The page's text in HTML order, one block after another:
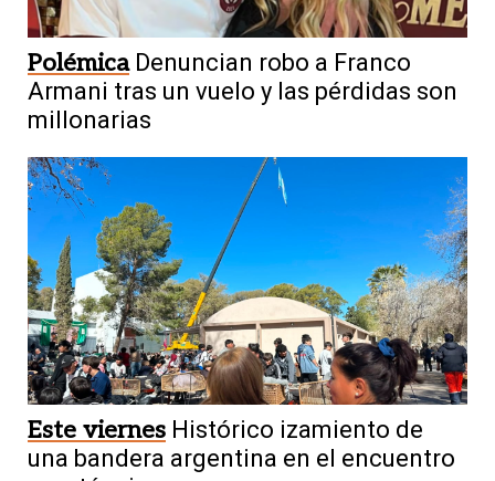
Polémica Denuncian robo a Franco
Armani tras un vuelo y las pérdidas son
millonarias
Este viernes Histórico izamiento de
una bandera argentina en el encuentro